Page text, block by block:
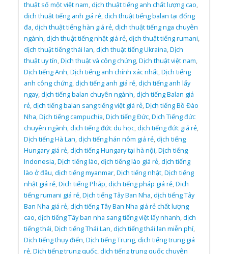
thuật số một việt nam,dịch thuật tiếng anh chất lượng cao,
dịch thuật tiếng anh giá rẻ,dịch thuật tiếng balan tại đống
đa,dịch thuật tiếng hàn giá rẻ,dịch thuật tiếng nga chuyên
ngành,dịch thuật tiếng nhật giá rẻ,dịch thuật tiếng rumani,
dịch thuật tiếng thái lan,dịch thuật tiếng Ukraina,Dịch
thuật uy tín,Dịch thuật và công chứng,Dịch thuật việt nam,
Dịch tiếng Anh,Dịch tiếng anh chính xác nhất,Dịch tiếng
anh công chứng,dịch tiếng anh giá rẻ,dịch tiếng anh lấy
ngay,dịch tiếng balan chuyên ngành,dịch tiếng Balan giá
rẻ,dịch tiếng balan sang tiếng việt giá rẻ,Dịch tiếng Bồ Đào
Nha,Dịch tiếng campuchia,Dịch tiếng Đức,Dịch Tiếng đức
chuyên ngành,dịch tiếng đức du học,dịch tiếng đức giá rẻ,
Dịch tiếng Hà Lan,dịch tiếng hán nôm giá rẻ,dịch tiếng
Hungary giá rẻ,dịch tiếng Hungary tại hà nội,Dịch tiếng
Indonesia,Dịch tiếng lào,dịch tiếng lào giá rẻ,dịch tiếng
lào ở đâu,dịch tiếng myanmar,Dịch tiếng nhật,Dịch tiếng
nhật giá rẻ,Dịch tiếng Pháp,dịch tiếng pháp giá rẻ,Dịch
tiếng rumani giá rẻ,Dịch tiếng Tây Ban Nha,dịch tiếng Tây
Ban Nha giá rẻ,dịch tiếng Tây Ban Nha giá rẻ chất lượng
cao,dịch tiếng Tây ban nha sang tiếng việt lấy nhanh,dịch
tiếng thái,Dịch tiếng Thái Lan,dịch tiếng thái lan miễn phí,
Dịch tiếng thụy điển,Dịch tiếng Trung,dịch tiếng trung giá
rẻ,Dịch tiếng trung quốc,dịch tiếng trung quốc chuyên